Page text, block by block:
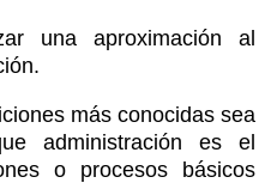
una aproximación al
más conocidas sea
administración es el
o procesos básicos